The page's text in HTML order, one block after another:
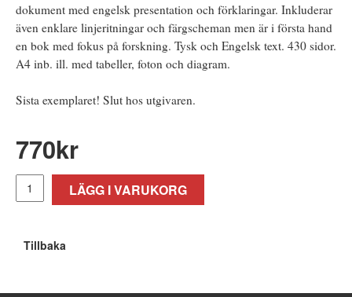
dokument med engelsk presentation och förklaringar. Inkluderar
även enklare linjeritningar och färgscheman men är i första hand
en bok med fokus på forskning. Tysk och Engelsk text. 430 sidor.
A4 inb. ill. med tabeller, foton och diagram.
Sista exemplaret! Slut hos utgivaren.
770kr
LÄGG I VARUKORG
Tillbaka